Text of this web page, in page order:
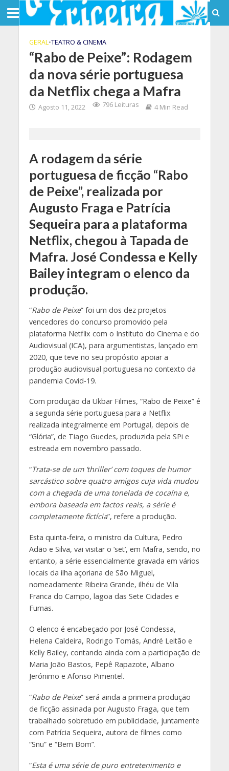
GERAL•TEATRO & CINEMA
“Rabo de Peixe”: Rodagem
da nova série portuguesa
da Netflix chega a Mafra
Agosto 11, 2022 796 Leituras 4 Min Read
A rodagem da série
portuguesa de ficção “Rabo
de Peixe”, realizada por
Augusto Fraga e Patrícia
Sequeira para a plataforma
Netflix, chegou à Tapada de
Mafra. José Condessa e Kelly
Bailey integram o elenco da
produção.
“Rabo de Peixe” foi um dos dez projetos
vencedores do concurso promovido pela
plataforma Netflix com o Instituto do Cinema e do
Audiovisual (ICA), para argumentistas, lançado em
2020, que teve no seu propósito apoiar a
produção audiovisual portuguesa no contexto da
pandemia Covid-19.
Com produção da Ukbar Filmes, “Rabo de Peixe” é
a segunda série portuguesa para a Netflix
realizada integralmente em Portugal, depois de
“Glória”, de Tiago Guedes, produzida pela SPi e
estreada em novembro passado.
“Trata-se de um ‘thriller’ com toques de humor
sarcástico sobre quatro amigos cuja vida mudou
com a chegada de uma tonelada de cocaína e,
embora baseada em factos reais, a série é
completamente fictícia”, refere a produção.
Esta quinta-feira, o ministro da Cultura, Pedro
Adão e Silva, vai visitar o ‘set’, em Mafra, sendo, no
entanto, a série essencialmente gravada em vários
locais da ilha açoriana de São Miguel,
nomeadamente Ribeira Grande, ilhéu de Vila
Franca do Campo, lagoa das Sete Cidades e
Furnas.
O elenco é encabeçado por José Condessa,
Helena Caldeira, Rodrigo Tomás, André Leitão e
Kelly Bailey, contando ainda com a participação de
Maria João Bastos, Pepê Rapazote, Albano
Jerónimo e Afonso Pimentel.
“Rabo de Peixe” será ainda a primeira produção
de ficção assinada por Augusto Fraga, que tem
trabalhado sobretudo em publicidade, juntamente
com Patrícia Sequeira, autora de filmes como
“Snu” e “Bem Bom”.
“Esta é uma série de puro entretenimento e